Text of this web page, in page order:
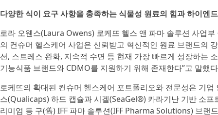
다양한 식이 요구 사항을 충족하는 식물성 원료의 힘과 하이엔
로라 오웬스(Laura Owens) 로케뜨 헬스 앤 파마 솔루션 사업
의 컨슈머 헬스케어 사업은 신뢰받고 혁신적인 원료 브랜드의
션, 스트레스 완화, 지속적 수면 등 현재 가장 빠르게 성장하는
기능식품 브랜드와 CDMO를 지원하기 위해 존재한다”고 말했
로케뜨의 확대된 컨슈머 헬스케어 포트폴리오와 전문성은 기
스(Qualicaps) 하드 캡슐과 시겔(SeaGel®) 카라기난 기반 소프
리미엄 등 구(舊) IFF 파마 솔루션(IFF Pharma Solutions) 브랜